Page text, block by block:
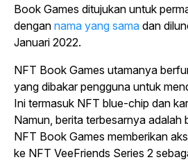
Book Games ditujukan untuk
dengan nama yang sama dan
Januari 2022.
NFT Book Games utamanya
yang dibakar pengguna untuk
Ini termasuk NFT blue-chip dan
Namun, berita terbesarnya adalah
NFT Book Games memberikan
ke NFT VeeFriends Series 2